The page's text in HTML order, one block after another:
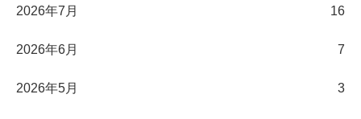
2026年7月 16
2026年6月 7
2026年5月 3